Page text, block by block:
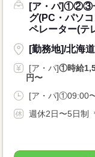
[ア・パ]①②③
グ(PC・パソ
ペレーター(テ
[勤務地]/北海
[ア・パ]①時給
円〜
週休2日〜5日制